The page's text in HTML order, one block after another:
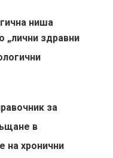
ниша
„лични здравни
за
в
на хронични